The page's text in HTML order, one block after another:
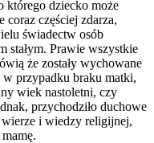
którego dziecko może
coraz częściej zdarza,
świadectw osób
stałym. Prawie wszystkie
że zostały wychowane
przypadku braku matki,
wiek nastoletni, czy
przychodziło duchowe
wierze i wiedzy religijnej,